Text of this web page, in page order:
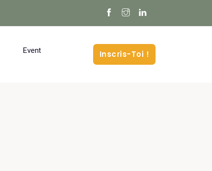
Event Inscris-Toi !